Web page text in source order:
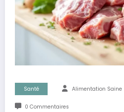
Santé Alimentation Saine
0 Commentaires